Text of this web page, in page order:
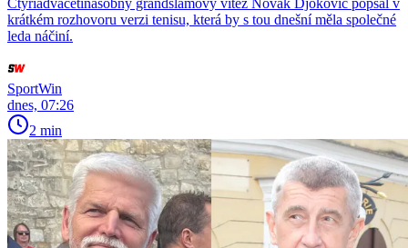
Čtyřiadvacetinásobný grandslamový vítěz Novak Djokovič popsal v
krátkém rozhovoru verzi tenisu, která by s tou dnešní měla společné
leda náčiní.
SportWin
dnes, 07:26
2 min